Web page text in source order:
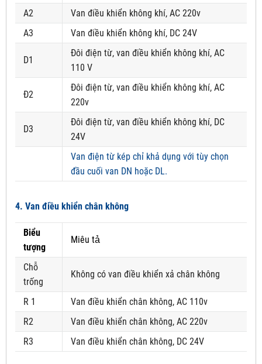
A2
Van điều khiển không khí, AC 220v
A3
Van điều khiển không khí, DC 24V
D1
Đôi điện từ, van điều khiển không khí, AC
110 V
Đ2
Đôi điện từ, van điều khiển không khí, AC
220v
D3
Đôi điện từ, van điều khiển không khí, DC
24V
Van điện từ kép chỉ khả dụng với tùy chọn
đầu cuối van DN hoặc DL.
4. Van điều khiển chân không
Biểu
tượng
Miêu tả
Chỗ
trống
Không có van điều khiển xả chân không
R 1
Van điều khiển chân không, AC 110v
R2
Van điều khiển chân không, AC 220v
R3
Van điều khiển chân không, DC 24V